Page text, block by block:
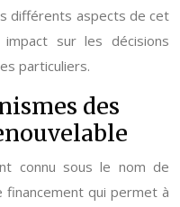
différents aspects de cet
sur les décisions
particuliers.
des
connu sous le nom de
qui permet à